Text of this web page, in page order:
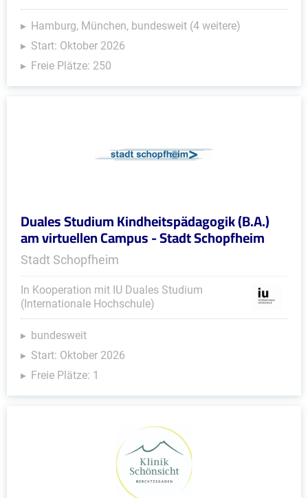
Hamburg, München, bundesweit (4 weitere)
Start: Oktober 2026
Freie Plätze: 250
Duales Studium Kindheitspädagogik (B.A.)
am virtuellen Campus - Stadt Schopfheim
Stadt Schopfheim
In Kooperation mit IU Duales Studium
(Internationale Hochschule)
bundesweit
Start: Oktober 2026
Freie Plätze: 1